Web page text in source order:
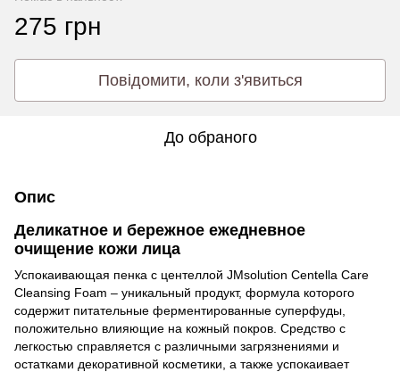
275 грн
Повідомити, коли з'явиться
До обраного
Опис
Деликатное и бережное ежедневное
очищение кожи лица
Успокаивающая пенка с центеллой JMsolution Centella Care
Cleansing Foam – уникальный продукт, формула которого
содержит питательные ферментированные суперфуды,
положительно влияющие на кожный покров. Средство с
легкостью справляется с различными загрязнениями и
остатками декоративной косметики, а также успокаивает